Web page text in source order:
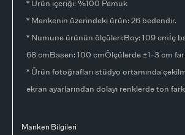
* Ürün içeriği: %100 Pamuk
* Mankenin üzerindeki ürün: 26 bedendir.
* Numune ürünün ölçüleri:Boy: 109 cmİç
68 cmBasen: 100 cmÖlçülerde ±1-3 cm
* Ürün fotoğrafları stüdyo ortamında
ekran ayarlarından dolayı renklerde ton
Manken Bilgileri